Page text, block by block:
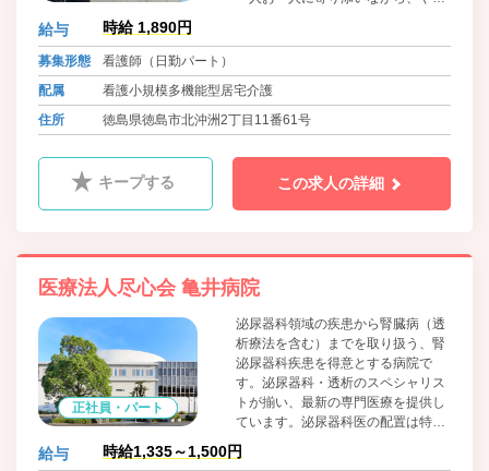
給与 時給 1,890円
募集形態
看護師（日勤パート）
配属
看護小規模多機能型居宅介護
住所
徳島県徳島市北沖洲2丁目11番61号
キープする この求人の詳細
医療法人尽心会 亀井病院
正社員・パート
泌尿器科領域の疾患から腎臓病（透
析療法を含む）までを取り扱う、腎
泌尿器科疾患を得意とする病院で
す。泌尿器科・透析のスペシャリス
トが揃い、最新の専門医療を提供し
ています。泌尿器科医の配置は特に
厚く、腎泌尿器疾患専門病院ならで
はの「医療の質」を担保していま
給与 時給1,335～1,500円